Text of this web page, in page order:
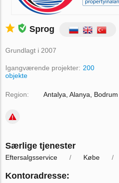
Sprog
Grundlagt i 2007
Igangværende projekter: 200
objekte
Region: Antalya Alanya Bodrum
Særlige tjenester
Eftersalgsservice Købe
Kontoradresse: